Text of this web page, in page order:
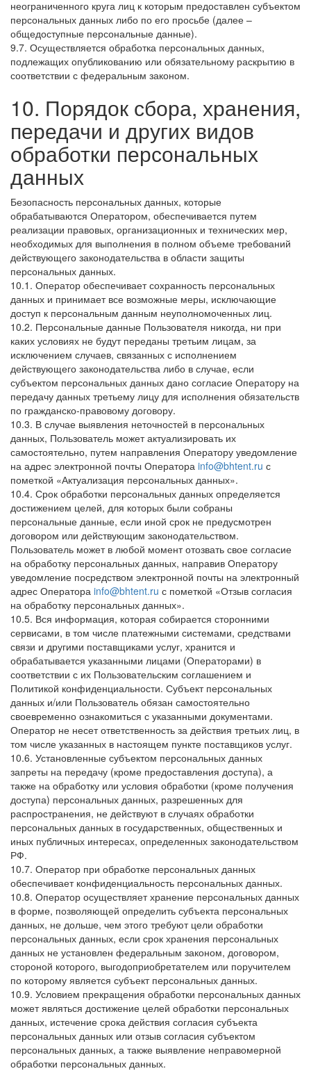
неограниченного круга лиц к которым предоставлен субъектом
персональных данных либо по его просьбе (далее –
общедоступные персональные данные).
9.7. Осуществляется обработка персональных данных,
подлежащих опубликованию или обязательному раскрытию в
соответствии с федеральным законом.
10. Порядок сбора, хранения,
передачи и других видов
обработки персональных
данных
Безопасность персональных данных, которые
обрабатываются Оператором, обеспечивается путем
реализации правовых, организационных и технических мер,
необходимых для выполнения в полном объеме требований
действующего законодательства в области защиты
персональных данных.
10.1. Оператор обеспечивает сохранность персональных
данных и принимает все возможные меры, исключающие
доступ к персональным данным неуполномоченных лиц.
10.2. Персональные данные Пользователя никогда, ни при
каких условиях не будут переданы третьим лицам, за
исключением случаев, связанных с исполнением
действующего законодательства либо в случае, если
субъектом персональных данных дано согласие Оператору на
передачу данных третьему лицу для исполнения обязательств
по гражданско-правовому договору.
10.3. В случае выявления неточностей в персональных
данных, Пользователь может актуализировать их
самостоятельно, путем направления Оператору уведомление
на адрес электронной почты Оператора info@bhtent.ru с
пометкой «Актуализация персональных данных».
10.4. Срок обработки персональных данных определяется
достижением целей, для которых были собраны
персональные данные, если иной срок не предусмотрен
договором или действующим законодательством.
Пользователь может в любой момент отозвать свое согласие
на обработку персональных данных, направив Оператору
уведомление посредством электронной почты на электронный
адрес Оператора info@bhtent.ru с пометкой «Отзыв согласия
на обработку персональных данных».
10.5. Вся информация, которая собирается сторонними
сервисами, в том числе платежными системами, средствами
связи и другими поставщиками услуг, хранится и
обрабатывается указанными лицами (Операторами) в
соответствии с их Пользовательским соглашением и
Политикой конфиденциальности. Субъект персональных
данных и/или Пользователь обязан самостоятельно
своевременно ознакомиться с указанными документами.
Оператор не несет ответственность за действия третьих лиц, в
том числе указанных в настоящем пункте поставщиков услуг.
10.6. Установленные субъектом персональных данных
запреты на передачу (кроме предоставления доступа), а
также на обработку или условия обработки (кроме получения
доступа) персональных данных, разрешенных для
распространения, не действуют в случаях обработки
персональных данных в государственных, общественных и
иных публичных интересах, определенных законодательством
РФ.
10.7. Оператор при обработке персональных данных
обеспечивает конфиденциальность персональных данных.
10.8. Оператор осуществляет хранение персональных данных
в форме, позволяющей определить субъекта персональных
данных, не дольше, чем этого требуют цели обработки
персональных данных, если срок хранения персональных
данных не установлен федеральным законом, договором,
стороной которого, выгодоприобретателем или поручителем
по которому является субъект персональных данных.
10.9. Условием прекращения обработки персональных данных
может являться достижение целей обработки персональных
данных, истечение срока действия согласия субъекта
персональных данных или отзыв согласия субъектом
персональных данных, а также выявление неправомерной
обработки персональных данных.